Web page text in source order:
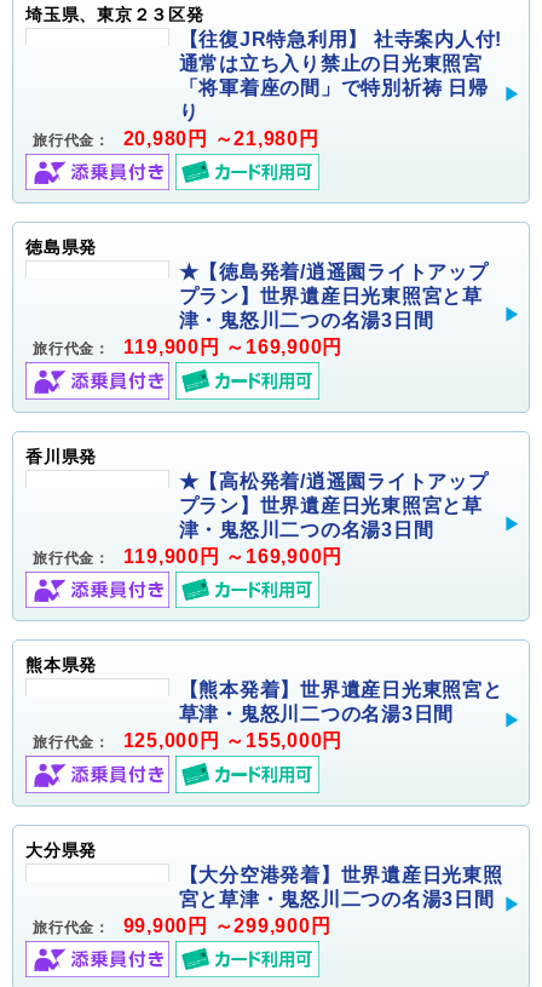
埼玉県、東京２３区発
【往復JR特急利用】 社寺案内人付!
通常は立ち入り禁止の日光東照宮
「将軍着座の間」で特別祈祷 日帰
り
旅行代金： 20,980円 ～21,980円
徳島県発
★【徳島発着/逍遥園ライトアップ
プラン】世界遺産日光東照宮と草
津・鬼怒川二つの名湯3日間
旅行代金： 119,900円 ～169,900円
香川県発
★【高松発着/逍遥園ライトアップ
プラン】世界遺産日光東照宮と草
津・鬼怒川二つの名湯3日間
旅行代金： 119,900円 ～169,900円
熊本県発
【熊本発着】世界遺産日光東照宮と
草津・鬼怒川二つの名湯3日間
旅行代金： 125,000円 ～155,000円
大分県発
【大分空港発着】世界遺産日光東照
宮と草津・鬼怒川二つの名湯3日間
旅行代金： 99,900円 ～299,900円